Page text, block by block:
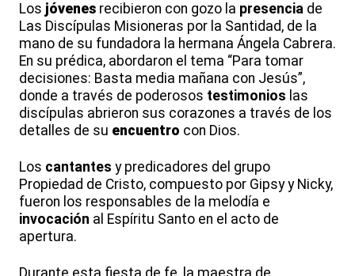
Los jóvenes recibieron con gozo la presencia de
Las Discípulas Misioneras por la Santidad, de la
mano de su fundadora la hermana Ángela Cabrera.
En su prédica, abordaron el tema “Para tomar
decisiones: Basta media mañana con Jesús”,
donde a través de poderosos testimonios las
discípulas abrieron sus corazones a través de los
detalles de su encuentro con Dios.
Los cantantes y predicadores del grupo
Propiedad de Cristo, compuesto por Gipsy y Nicky,
fueron los responsables de la melodía e
invocación al Espíritu Santo en el acto de
apertura.